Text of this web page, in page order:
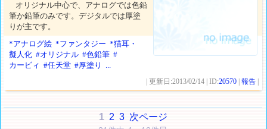
オリジナル中心で、アナログでは色鉛
筆か鉛筆のみです。デジタルでは厚塗
りが主です。
*アナログ絵 *ファンタジー *猫耳・
擬人化 #オリジナル #色鉛筆 #
カービィ #任天堂 #厚塗り ...
| 更新日:2013/02/14 | ID:20570 |報告
1 2 3 次ページ